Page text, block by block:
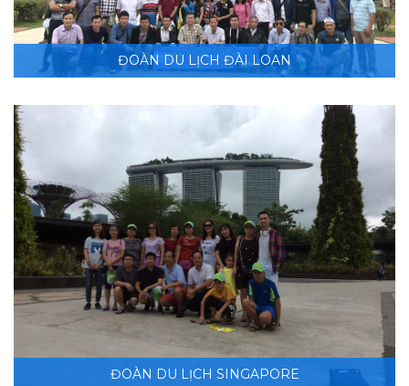
ĐOÀN DU LỊCH ĐÀI LOAN
ĐOÀN DU LỊCH SINGAPORE